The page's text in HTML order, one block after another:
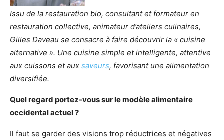
Issu de la restauration bio, consultant et formateur en
restauration collective, animateur d’ateliers culinaires,
Gilles Daveau se consacre à faire découvrir la « cuisine
alternative ». Une cuisine simple et intelligente, attentive
aux cuissons et aux saveurs, favorisant une alimentation
diversifiée.
Quel regard portez-vous sur le modèle alimentaire
occidental actuel ?
Il faut se garder des visions trop réductrices et négatives